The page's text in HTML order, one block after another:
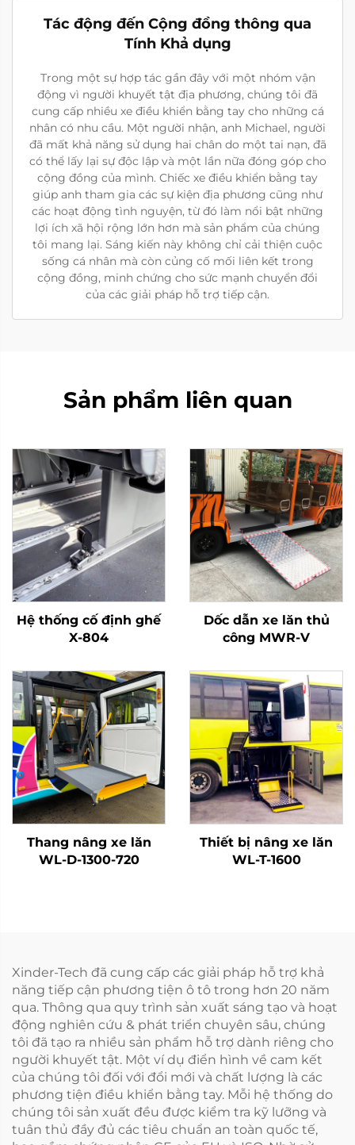
Tác động đến Cộng đồng thông qua
Tính Khả dụng
Trong một sự hợp tác gần đây với một nhóm vận
động vì người khuyết tật địa phương, chúng tôi đã
cung cấp nhiều xe điều khiển bằng tay cho những cá
nhân có nhu cầu. Một người nhận, anh Michael, người
đã mất khả năng sử dụng hai chân do một tai nạn, đã
có thể lấy lại sự độc lập và một lần nữa đóng góp cho
cộng đồng của mình. Chiếc xe điều khiển bằng tay
giúp anh tham gia các sự kiện địa phương cũng như
các hoạt động tình nguyện, từ đó làm nổi bật những
lợi ích xã hội rộng lớn hơn mà sản phẩm của chúng
tôi mang lại. Sáng kiến này không chỉ cải thiện cuộc
sống cá nhân mà còn củng cố mối liên kết trong
cộng đồng, minh chứng cho sức mạnh chuyển đổi
của các giải pháp hỗ trợ tiếp cận.
Sản phẩm liên quan
Hệ thống cố định ghế
X-804
Dốc dẫn xe lăn thủ
công MWR-V
Thang nâng xe lăn
WL-D-1300-720
Thiết bị nâng xe lăn
WL-T-1600
Xinder-Tech đã cung cấp các giải pháp hỗ trợ khả
năng tiếp cận phương tiện ô tô trong hơn 20 năm
qua. Thông qua quy trình sản xuất sáng tạo và hoạt
động nghiên cứu & phát triển chuyên sâu, chúng
tôi đã tạo ra nhiều sản phẩm hỗ trợ dành riêng cho
người khuyết tật. Một ví dụ điển hình về cam kết
của chúng tôi đối với đổi mới và chất lượng là các
phương tiện điều khiển bằng tay. Mỗi hệ thống do
chúng tôi sản xuất đều được kiểm tra kỹ lưỡng và
tuân thủ đầy đủ các tiêu chuẩn an toàn quốc tế,